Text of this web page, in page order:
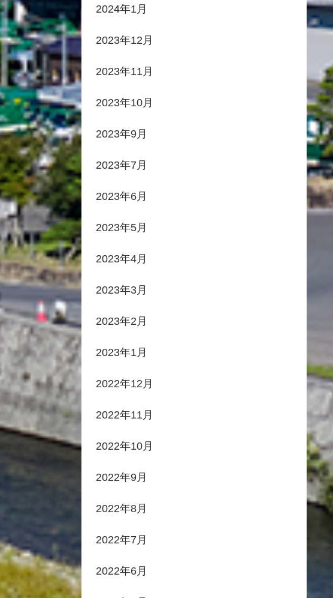
2024年1月
2023年12月
2023年11月
2023年10月
2023年9月
2023年7月
2023年6月
2023年5月
2023年4月
2023年3月
2023年2月
2023年1月
2022年12月
2022年11月
2022年10月
2022年9月
2022年8月
2022年7月
2022年6月